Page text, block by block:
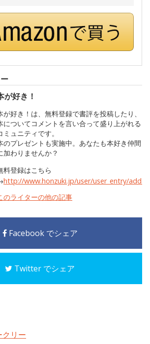
が好き！
が好き！は、無料登録で書評を投稿したり、
についてコメントを言い合って盛り上がれる
ミュニティです。
のプレゼントも実施中。あなたも本好き仲間
加わりませんか？
料登録はこちら
http://www.honzuki.jp/user/user_entry/
のライターの他の記事
Facebook でシェア
Twitter でシェア
クリー